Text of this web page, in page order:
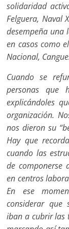
solidaridad
Felguera, Naval
desempeña una
en casos como
Nacional,
Cuando se
personas que
explicándoles
organización.
nos dieron su
Hay que
cuando las
de componerse
en centros
En ese
considerar que
iban a cubrir las